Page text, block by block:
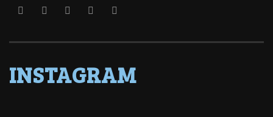
INSTAGRAM